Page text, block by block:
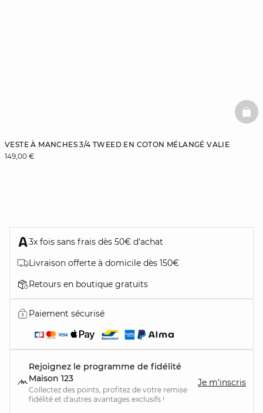
VESTE À MANCHES 3/4 TWEED EN COTON MÉLANGÉ VALIE
149,00 €
3x fois sans frais dès 50€ d’achat
Livraison offerte à domicile dès 150€
Retours en boutique gratuits
Paiement sécurisé
Rejoignez le programme de fidélité
Maison 123
Collectez des points, profitez de votre remise
fidélité et d'autres avantages exclusifs !
Je m'inscris